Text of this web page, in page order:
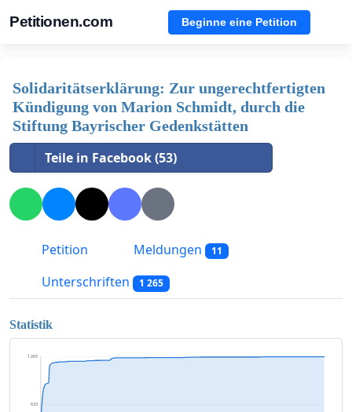
Petitionen.com Beginne eine Petition
Solidaritätserklärung: Zur ungerechtfertigten
Kündigung von Marion Schmidt, durch die
Stiftung Bayrischer Gedenkstätten
Teile in Facebook (53)
Petition Meldungen 11
Unterschriften 1 265
Statistik
633
1 265